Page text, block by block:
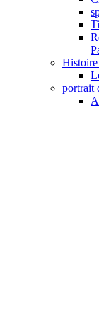
Histoire
portrait